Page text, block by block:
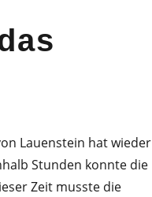
Lauenstein hat wieder
Stunden konnte die
Zeit musste die